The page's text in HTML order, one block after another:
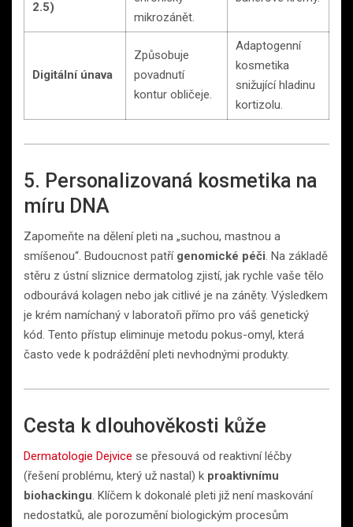
2.5)
mikrozánět.
Digitální únava
Způsobuje
povadnutí
kontur obličeje.
Adaptogenní
kosmetika
snižující hladinu
kortizolu.
5. Personalizovaná kosmetika na
míru DNA
Zapomeňte na dělení pleti na „suchou, mastnou a
smíšenou“. Budoucnost patří genomické péči. Na základě
stěru z ústní sliznice dermatolog zjistí, jak rychle vaše tělo
odbourává kolagen nebo jak citlivé je na záněty. Výsledkem
je krém namíchaný v laboratoři přímo pro váš genetický
kód. Tento přístup eliminuje metodu pokus-omyl, která
často vede k podráždění pleti nevhodnými produkty.
Cesta k dlouhověkosti kůže
Dermatologie Dejvice se přesouvá od reaktivní léčby
(řešení problému, který už nastal) k proaktivnímu
biohackingu. Klíčem k dokonalé pleti již není maskování
nedostatků, ale porozumění biologickým procesům